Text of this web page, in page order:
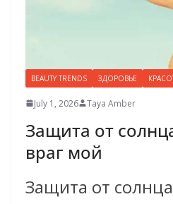
BEAUTY TRENDS ЗДОРОВЬЕ
July 1, 2026 Taya Amber
Защита от
враг мой
Защита от